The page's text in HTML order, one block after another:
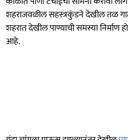
शहराजवळील सहस्त्रकुंडने देखील तळ
शहरात देखील पाण्याची समस्या निर्माण
आहे.